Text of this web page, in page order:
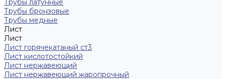
Трубы латунные
Трубы бронзовые
Трубы медные
Лист
Лист
Лист горячекатаный ст3
Лист кислотостойкий
Лист нержавеющий
Лист нержавеющий жаропрочный